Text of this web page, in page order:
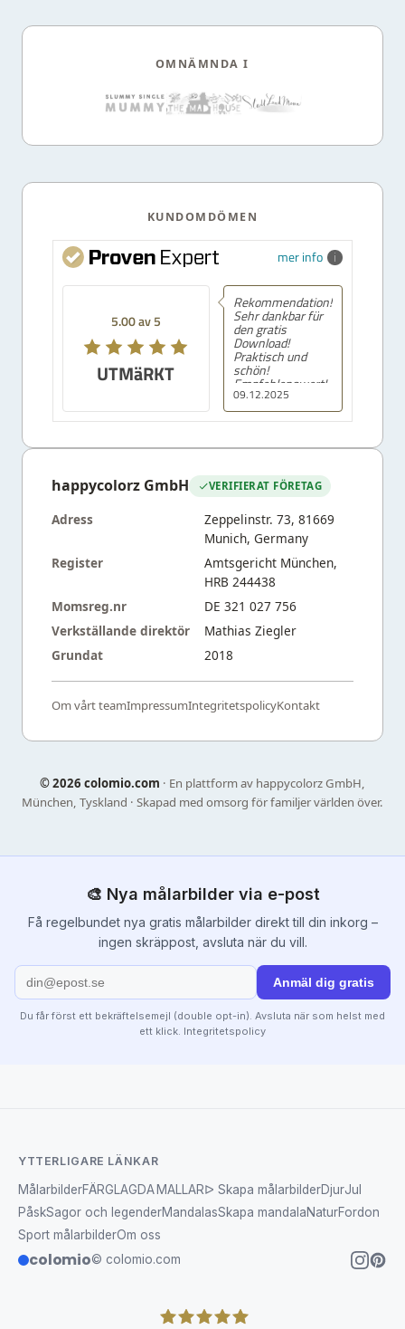
OMNÄMNDA I
KUNDOMDÖMEN
mer info
5.00 av 5
UTMäRKT
09.12.2025
Rekommendation!
Sehr dankbar für
den gratis
Download!
Praktisch und
schön!
Empfehlenswert!
happycolorz GmbH VERIFIERAT FÖRETAG
Adress
Zeppelinstr. 73, 81669
Munich, Germany
Register
Amtsgericht München,
HRB 244438
Momsreg.nr
DE 321 027 756
Verkställande direktör
Mathias Ziegler
Grundat
2018
Om vårt teamImpressumIntegritetspolicyKontakt
©2026 colomio.com · En plattform av happycolorz GmbH,
München, Tyskland · Skapad med omsorg för familjer världen över.
🎨 Nya målarbilder via e-post
Få regelbundet nya gratis målarbilder direkt till din inkorg –
ingen skräppost, avsluta när du vill.
Anmäl dig gratis
Du får först ett bekräftelsemejl (double opt-in). Avsluta när som helst med
ett klick. Integritetspolicy
YTTERLIGARE LÄNKAR
MålarbilderFÄRGLAGDA MALLARᐅ Skapa målarbilderDjurJul
PåskSagor och legenderMandalasSkapa mandalaNaturFordon
Sport målarbilderOm oss
colomio© colomio.com